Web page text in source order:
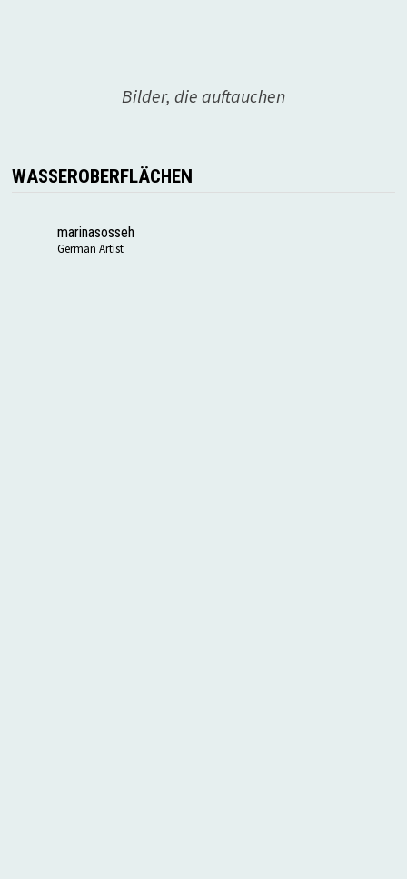
Bilder, die auftauchen
WASSEROBERFLÄCHEN
marinasosseh
German Artist